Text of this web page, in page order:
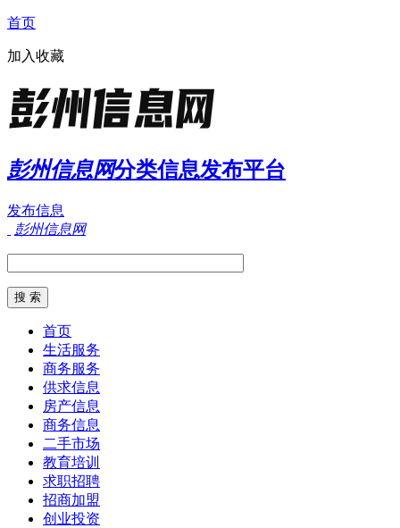
首页
加入收藏
彭州信息网分类信息发布平台
发布信息
彭州信息网
首页
生活服务
商务服务
供求信息
房产信息
商务信息
二手市场
教育培训
求职招聘
招商加盟
创业投资